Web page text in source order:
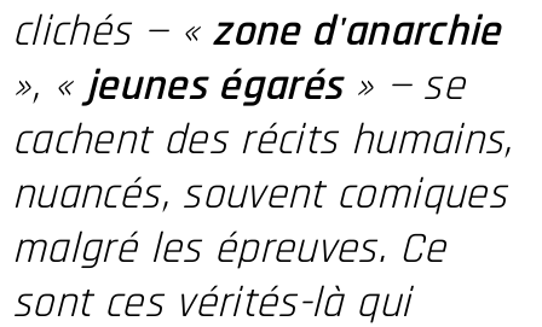
clichés — « zone d'anarchie
», «jeunes égarés » — se
cachent des récits humains,
nuancés, souvent comiques
malgré les épreuves. Ce
sont ces vérités-là qui